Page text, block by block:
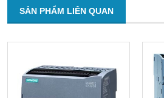
SẢN PHẨM LIÊN QUAN